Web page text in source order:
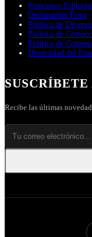
Principios
Declaración Ética
Política de
Política de
Política de
Diversidad del
Recibe las últimas